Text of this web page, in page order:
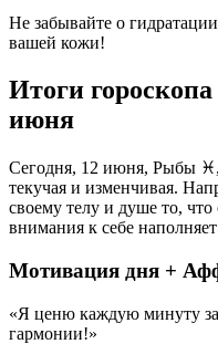
Не забывайте о
вашей кожи!
Итоги
июня
Сегодня, 12 июня, Рыбы
текучая и изменчивая.
своему телу и душе то,
внимания к себе
Мотивация дня +
«Я ценю каждую минуту
гармонии!»